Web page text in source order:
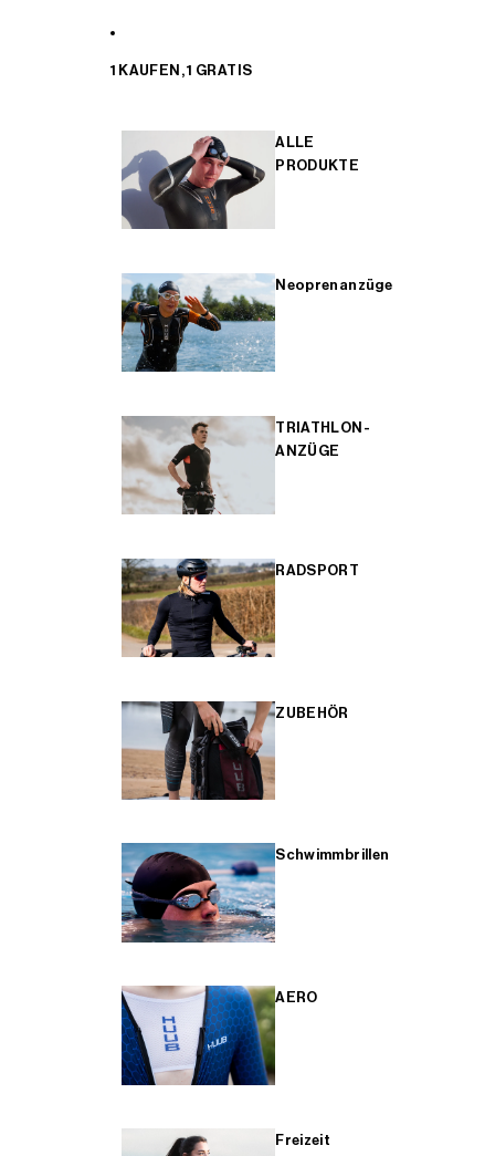
1 KAUFEN, 1 GRATIS
ALLE
PRODUKTE
Neoprenanzüge
TRIATHLON-
ANZÜGE
RADSPORT
ZUBEHÖR
Schwimmbrillen
AERO
Freizeit